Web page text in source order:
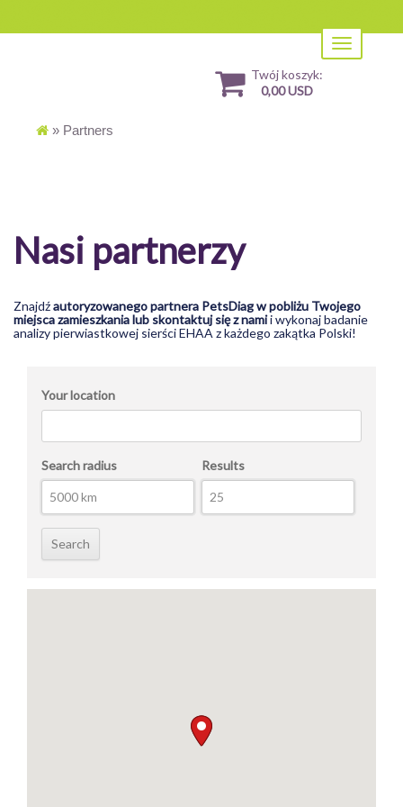
Toggle
navigation
Twój koszyk:
0,00 USD
» Partners
Nasi partnerzy
Znajdźautoryzowanego partnera PetsDiag w pobliżu Twojego
miejsca zamieszkania lub skontaktuj się z namii wykonaj badanie
analizy pierwiastkowej sierści EHAA z każdego zakątka Polski!
Your location
Search radius Results